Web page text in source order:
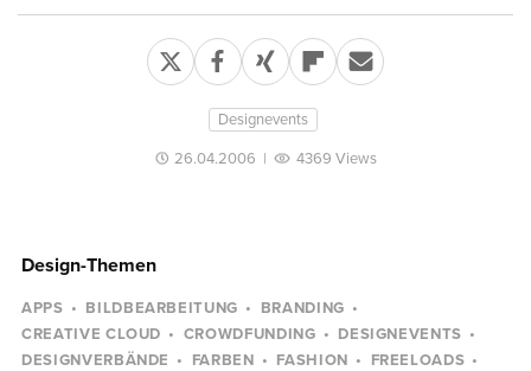
Designevents
26.04.2006 | 4369 Views
Design-Themen
APPS BILDBEARBEITUNG
BRANDING
CREATIVE CLOUD
CROWDFUNDING
DESIGNEVENTS
DESIGNVERBÄNDE
FARBEN FASHION
FREELOADS